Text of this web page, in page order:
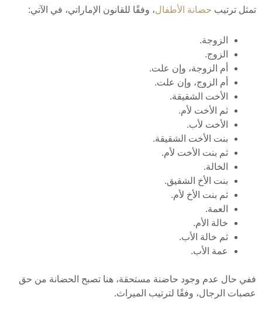
تمثل ترتيب حضانة الأطفال، وفقًا للقانون الإماراتي، في الآتي:
الزوجة.
الزوج.
أم الزوجة، وإن علت.
أم الزوج، وإن علت.
الأخت الشقيقة.
ثم الأخت لأم.
الأخت لأب.
بنت الأخت الشقيقة.
ثم بنت الأخت لأم.
الخالة.
بنت الأخ الشقيق.
ثم بنت الأخ لأم.
العمة.
خالة الأم.
ثم خالة الأب.
عمة الأب.
ففي حال عدم وجود حاضنة مستحقة، هنا تصبح الحضانة من حق
عصبات الرجال، وفقًا لترتيب الميراث.